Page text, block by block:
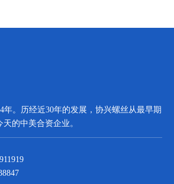
年。历经近30年的发展，协兴螺丝从最早期
的中美合资企业。